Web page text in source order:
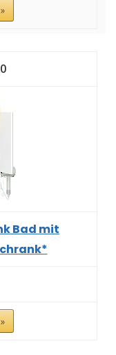
Bad mit